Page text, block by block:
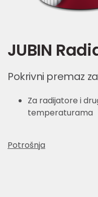
JUBIN
Pokrivni premaz
Za radijatore i
temperaturama
Potrošnja